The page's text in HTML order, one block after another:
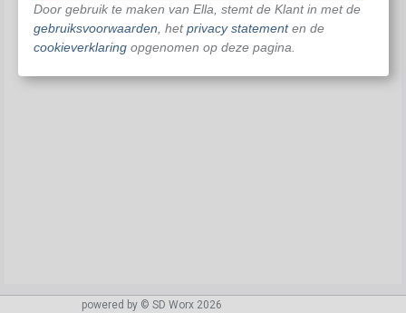
powered by © SD Worx 2026
Door gebruik te maken van Ella, stemt de Klant in met de
gebruiksvoorwaarden , hetprivacy statementen de
cookieverklaringopgenomen op deze pagina.